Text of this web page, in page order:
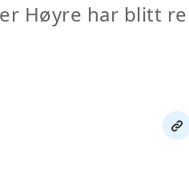
Høyre har blitt
Del
link